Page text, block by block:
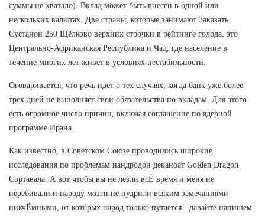
суммы не хватало). Вклад может быть внесен в одной или
нескольких валютах. Две страны, которые занимают Заказать
Сустанон 250 Щёлково верхних строчки в рейтинге голода, это
Центрально-Африканская Республика и Чад, где население в
течение многих лет живет в условиях нестабильности.
Оговаривается, что речь идет о тех случаях, когда банк уже более
трех дней не выполняет свои обязательства по вкладам. Для этого
есть огромное число причин, включая соглашение по ядерной
программе Ирана.
Как известно, в Советском Союзе проводились широкие
исследования по проблемам нандродон деканоат Golden Dragon
Сортавала. А вот чтобы вы не лезли всЁ время и меня не
перебивали и народу мозги не пудрили всяким замечаниями
никчЁмными, от которых народ только путается - давайте напишем